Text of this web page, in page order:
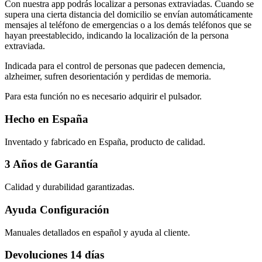
Con nuestra app podrás localizar a personas extraviadas. Cuando se
supera una cierta distancia del domicilio se envían automáticamente
mensajes al teléfono de emergencias o a los demás teléfonos que se
hayan preestablecido, indicando la localización de la persona
extraviada.
Indicada para el control de personas que padecen demencia,
alzheimer, sufren desorientación y perdidas de memoria.
Para esta función no es necesario adquirir el pulsador.
Hecho en España
Inventado y fabricado en España, producto de calidad.
3 Años de Garantía
Calidad y durabilidad garantizadas.
Ayuda Configuración
Manuales detallados en español y ayuda al cliente.
Devoluciones 14 días